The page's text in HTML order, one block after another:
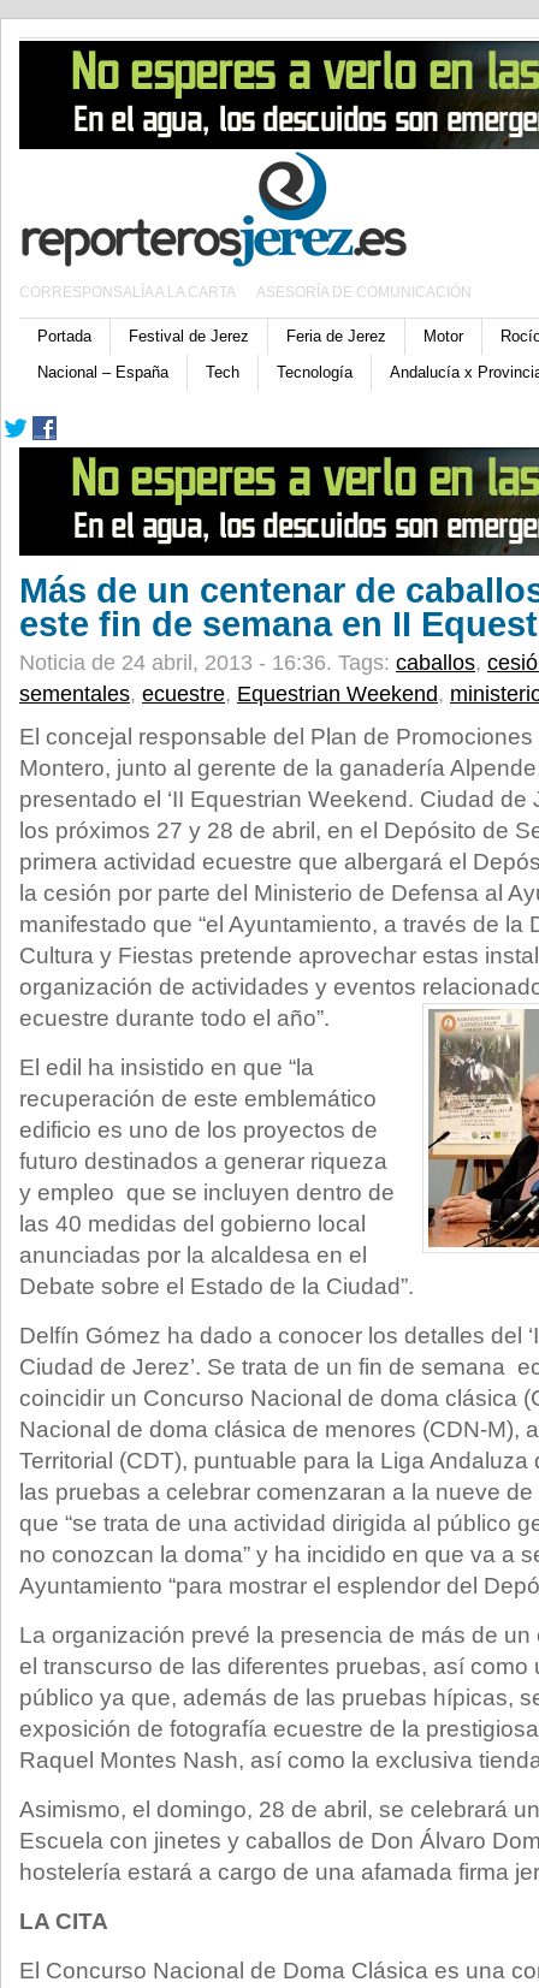
CORRESPONSALÍA A LA CARTA ASESORÍA DE COMUNICACIÓN
Portada Festival de Jerez Feria de Jerez Motor
Nacional – España
Tech Tecnología Andalucía x
Más de un centenar de
este fin de semana en II
Noticia de 24 abril, 2013 - 16:36. Tags: caballos,
sementales, ecuestre, Equestrian Weekend,
El concejal responsable del Plan de
Montero, junto al gerente de la ganadería
presentado el ‘II Equestrian Weekend. Ciudad de
los próximos 27 y 28 de abril, en el Depósito de
primera actividad ecuestre que albergará el
la cesión por parte del Ministerio de Defensa al
manifestado que “el Ayuntamiento, a través de la
Cultura y Fiestas pretende aprovechar estas
organización de actividades y eventos
ecuestre durante todo el año”.
El edil ha insistido en que “la
recuperación de este emblemático
edificio es uno de los proyectos de
futuro destinados a generar riqueza
y empleo que se incluyen dentro de
las 40 medidas del gobierno local
anunciadas por la alcaldesa en el
Debate sobre el Estado de la Ciudad”.
Delfín Gómez ha dado a conocer los detalles del
Ciudad de Jerez’. Se trata de un fin de semana
coincidir un Concurso Nacional de doma clásica
Nacional de doma clásica de menores (CDN-M),
Territorial (CDT), puntuable para la Liga
las pruebas a celebrar comenzaran a la nueve
que “se trata de una actividad dirigida al público
no conozcan la doma” y ha incidido en que va a
Ayuntamiento “para mostrar el esplendor del
La organización prevé la presencia de más de
el transcurso de las diferentes pruebas, así
público ya que, además de las pruebas hípicas,
exposición de fotografía ecuestre de la
Raquel Montes Nash, así como la exclusiva
Asimismo, el domingo, 28 de abril, se celebrará
Escuela con jinetes y caballos de Don Álvaro
hostelería estará a cargo de una afamada firma
LA CITA
El Concurso Nacional de Doma Clásica es una